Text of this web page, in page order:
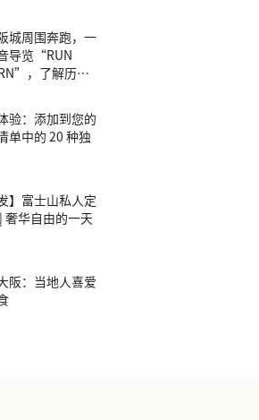
城周围奔跑，一
导览“RUN
，了解历
验：添加到您的
单中的 20 种独
】富士山私人定
奢华自由的一天
阪：当地人喜爱